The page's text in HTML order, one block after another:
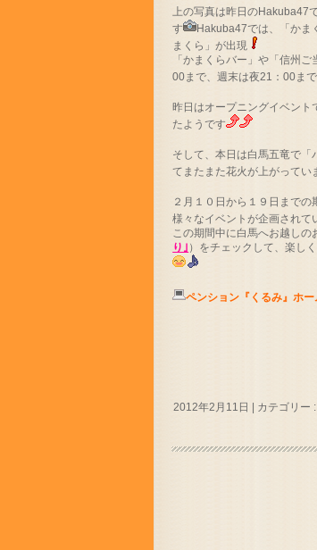
上の写真は昨日のHakuba47
す
Hakuba47では、「かま
まくら」が出現
「かまくらバー」や「信州
00まで、週末は夜21：00ま
昨日はオープニングイベント
たようです
そして、本日は白馬五竜で「
てまたまた花火が上がってい
２月１０日から１９日まで
様々なイベントが企画されて
この期間中に白馬へお越し
り｣ ）をチェックして、楽し
ペンション『くるみ』ホ
2012年2月11日 カテゴリー :